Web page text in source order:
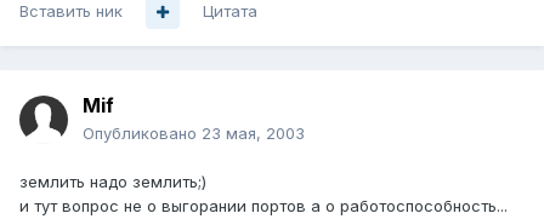
Вставить ник Цитата
Mif
Опубликовано 23 мая, 2003
землить надо землить;)
и тут вопрос не о выгорании портов а о работоспособность...